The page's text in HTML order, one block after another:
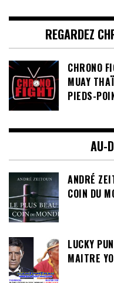
REGARDEZ
CHRONO
MUAY
PIEDS-
AU-
ANDRÉ
COIN DU
LUCKY
MAITRE